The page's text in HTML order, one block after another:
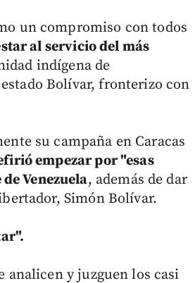
un compromiso con todos
al servicio del más
indígena de
Bolívar, fronterizo con
su campaña en Caracas
empezar por "esas
Venezuela, además de dar
Simón Bolívar.
analicen y juzguen los casi